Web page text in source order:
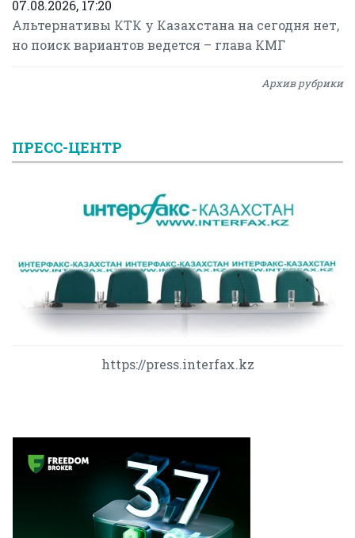
07.08.2026, 17:20
Альтернативы КТК у Казахстана на сегодня нет,
но поиск вариантов ведется – глава КМГ
Архив рубрики
ПРЕСС-ЦЕНТР
https://press.interfax.kz